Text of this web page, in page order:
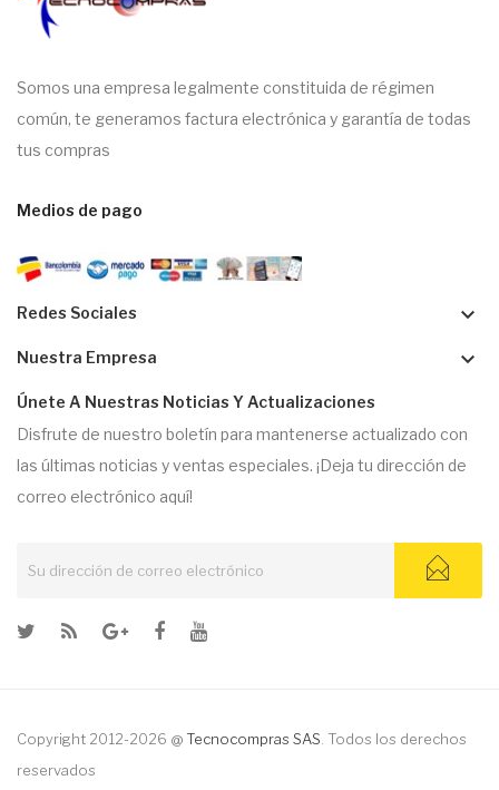
Somos una empresa legalmente constituida de régimen
común, te generamos factura electrónica y garantía de todas
tus compras
Medios de pago
Redes Sociales keyboard_arrow_down
Nuestra Empresa keyboard_arrow_down
Únete A Nuestras Noticias Y Actualizaciones
Disfrute de nuestro boletín para mantenerse actualizado con
las últimas noticias y ventas especiales. ¡Deja tu dirección de
correo electrónico aquí!
Copyright 2012-2026 @ Tecnocompras SAS . Todos los derechos
reservados